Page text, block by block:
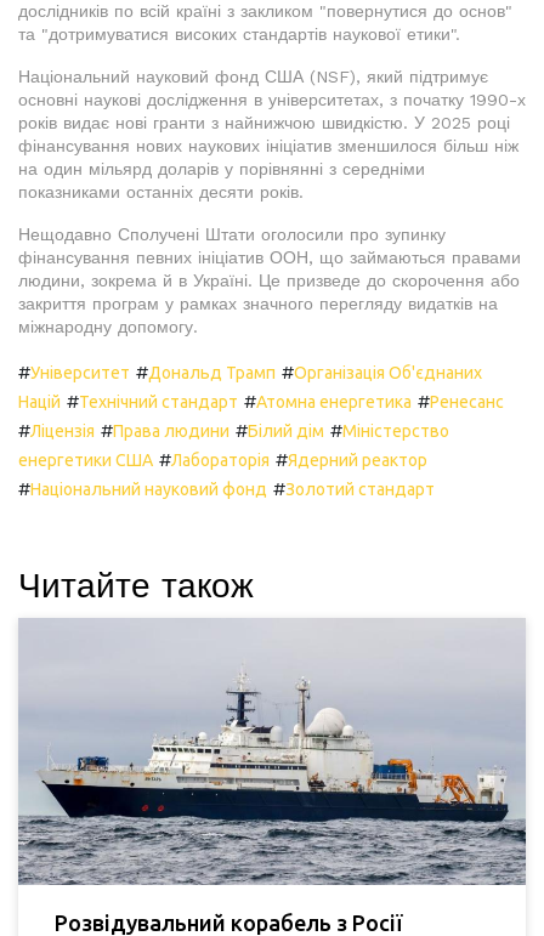
дослідників по всій країні з закликом "повернутися до основ"
та "дотримуватися високих стандартів наукової етики".
Національний науковий фонд США (NSF), який підтримує
основні наукові дослідження в університетах, з початку 1990-х
років видає нові гранти з найнижчою швидкістю. У 2025 році
фінансування нових наукових ініціатив зменшилося більш ніж
на один мільярд доларів у порівнянні з середніми
показниками останніх десяти років.
Нещодавно Сполучені Штати оголосили про зупинку
фінансування певних ініціатив ООН, що займаються правами
людини, зокрема й в Україні. Це призведе до скорочення або
закриття програм у рамках значного перегляду видатків на
міжнародну допомогу.
#Університет #Дональд Трамп #Організація Об'єднаних
Націй #Технічний стандарт #Атомна енергетика #Ренесанс
#Ліцензія #Права людини #Білий дім #Міністерство
енергетики США #Лабораторія #Ядерний реактор
#Національний науковий фонд #Золотий стандарт
Читайте також
Розвідувальний корабель з Росії